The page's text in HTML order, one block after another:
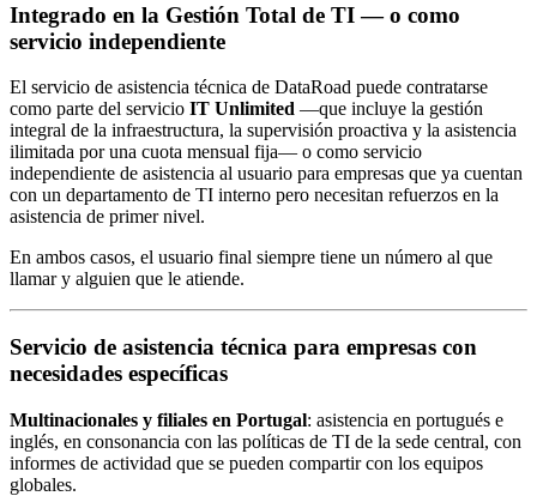
Integrado en la Gestión Total de TI — o como
servicio independiente
El servicio de asistencia técnica de DataRoad puede contratarse
como parte del servicio IT Unlimited —que incluye la gestión
integral de la infraestructura, la supervisión proactiva y la asistencia
ilimitada por una cuota mensual fija— o como servicio
independiente de asistencia al usuario para empresas que ya cuentan
con un departamento de TI interno pero necesitan refuerzos en la
asistencia de primer nivel.
En ambos casos, el usuario final siempre tiene un número al que
llamar y alguien que le atiende.
Servicio de asistencia técnica para empresas con
necesidades específicas
Multinacionales y filiales en Portugal: asistencia en portugués e
inglés, en consonancia con las políticas de TI de la sede central, con
informes de actividad que se pueden compartir con los equipos
globales.